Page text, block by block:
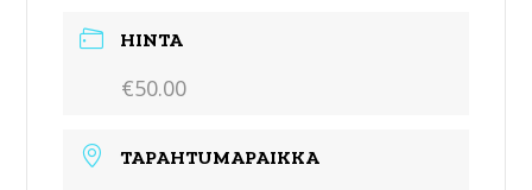
HINTA
€50.00
TAPAHTUMAPAIKKA